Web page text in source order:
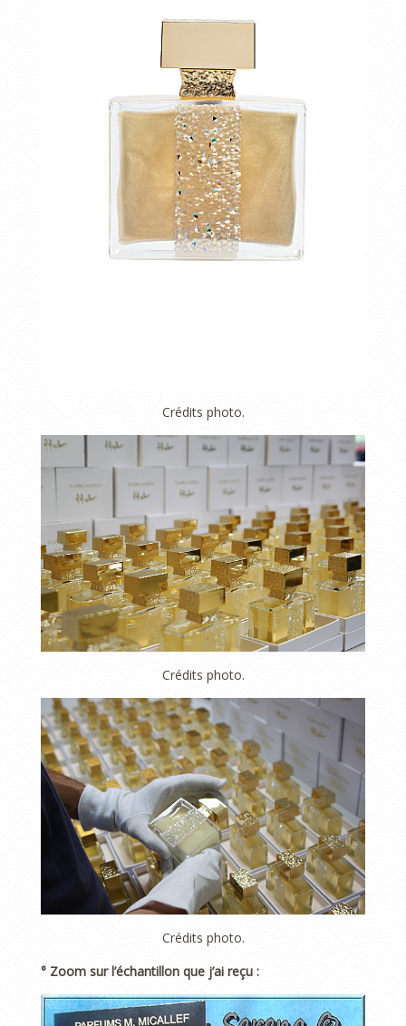
Crédits photo.
Crédits photo.
Crédits photo.
° Zoom sur l’échantillon que j’ai reçu :